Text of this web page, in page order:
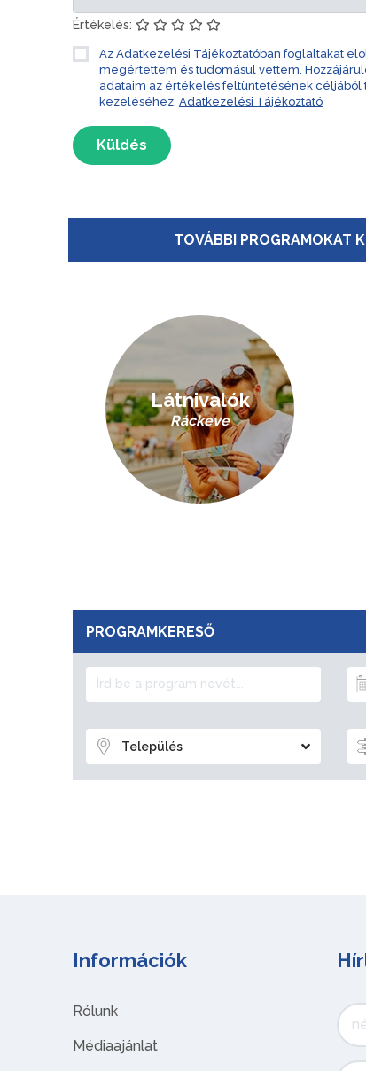
Értékelés:
Az Adatkezelési Tájékoztatóban foglaltakat
megértettem és tudomásul vettem.
adataim az értékelés feltüntetésének céljából
kezeléséhez. Adatkezelési Tájékoztató
Küldés
TOVÁBBI PROGRAMOKAT
Látnivalók
Ráckeve
PROGRAMKERESŐ
Település
Információk
Rólunk
Médiaajánlat